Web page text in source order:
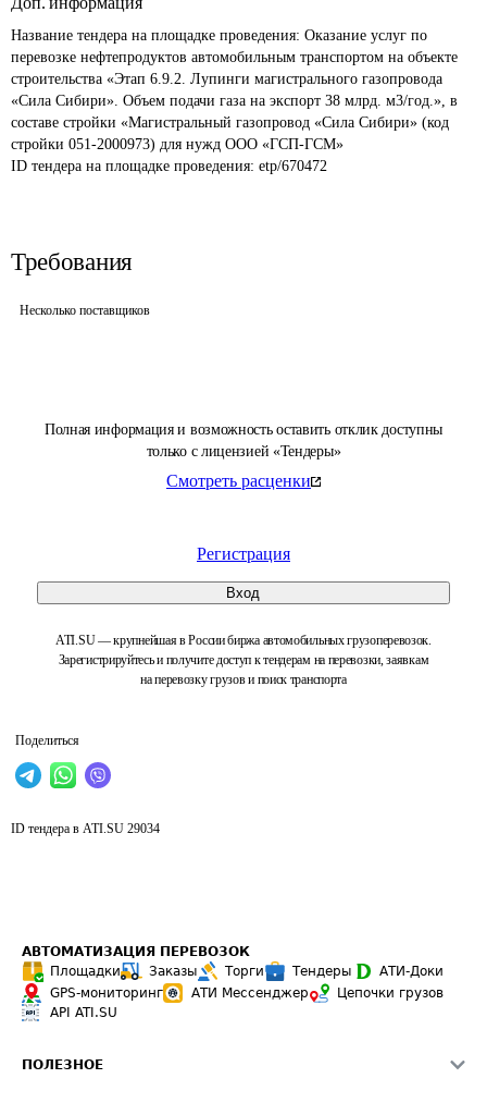
Полная информация и возможность оставить отклик доступны
только с лицензией «Тендеры»
Смотреть расценки
Регистрация
Вход
ATI.SU — крупнейшая в России биржа автомобильных грузоперевозок.
Зарегистрируйтесь и получите доступ к тендерам на перевозки, заявкам
на перевозку грузов и поиск транспорта
Поделиться
Название тендера на площадке проведения: Оказание услуг по
перевозке нефтепродуктов автомобильным транспортом на объекте
строительства «Этап 6.9.2. Лупинги магистрального газопровода
«Сила Сибири». Объем подачи газа на экспорт 38 млрд. м3/год.», в
составе стройки «Магистральный газопровод «Сила Сибири» (код
стройки 051-2000973) для нужд ООО «ГСП-ГСМ»
ID тендера на площадке проведения: etp/670472
Требования
Несколько поставщиков
ID тендера в ATI.SU 29034
АВТОМАТИЗАЦИЯ ПЕРЕВОЗОК
Площадки
Заказы Торги Тендеры
АТИ-Доки
GPS-мониторинг
АТИ Мессенджер
Цепочки грузов
API ATI.SU
ПОЛЕЗНОЕ